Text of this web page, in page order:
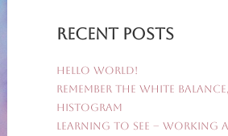
Recent Posts
Hello world!
Remember the White
Histogram
Learning to See – Working